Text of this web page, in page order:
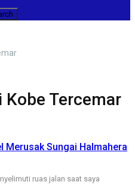
Kobe Tercemar
Merusak Sungai Halmahera
ruas jalan saat saya